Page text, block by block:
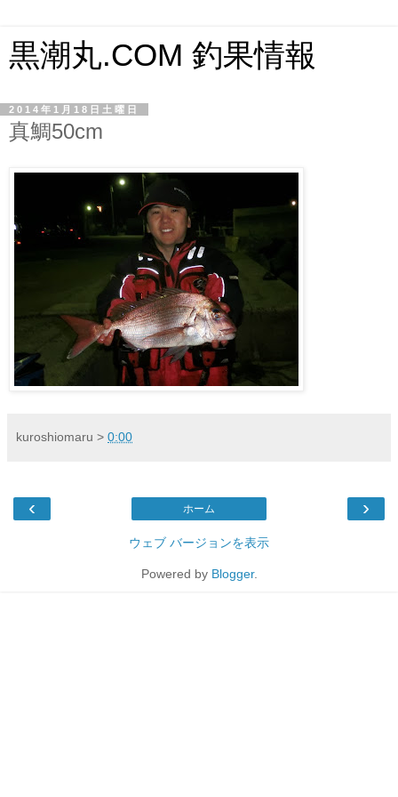
黒潮丸.COM 釣果情報
2014年1月18日土曜日
真鯛50cm
kuroshiomaru > 0:00
‹ ›
ホーム
ウェブ バージョンを表示
Powered by Blogger.